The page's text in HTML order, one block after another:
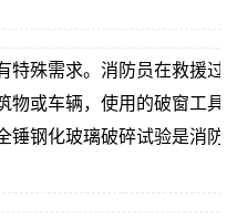
特殊需求。消防员在救援过
物或车辆，使用的破窗工具
锤钢化玻璃破碎试验是消防